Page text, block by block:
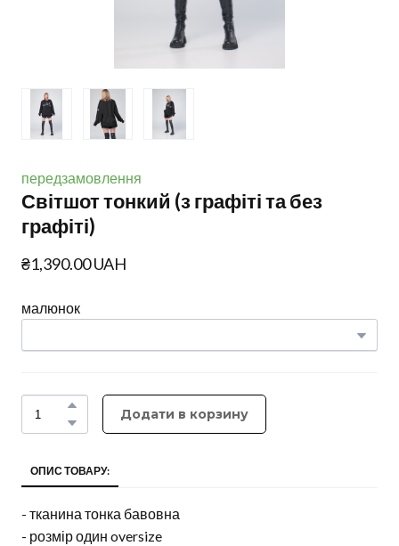
передзамовлення
Світшот тонкий (з графіті та без
графіті)
₴1,390.00 UAH
малюнок
Додати в корзину
ОПИС ТОВАРУ:
- тканина тонка бавовна
- розмір один oversize